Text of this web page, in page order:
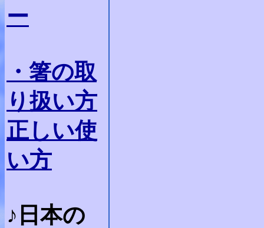
ー
・箸の取
り扱い方
正しい使
い方
♪日本の